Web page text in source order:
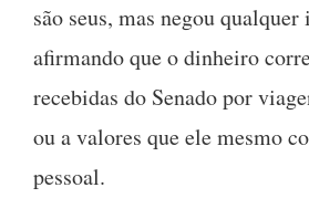
são seus, mas negou
afirmando que o dinheiro
recebidas do Senado por
ou a valores que ele mesmo
pessoal.